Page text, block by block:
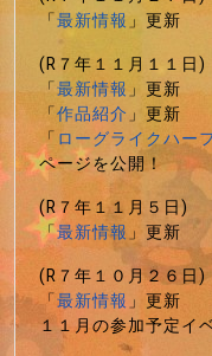
「最新情報」更新
(R７年１１月１１日)
「最新情報」更新
「作品紹介」更新
「ローグライクハー
ページを公開！
(R７年１１月５日)
「最新情報」更新
(R７年１０月２６日)
「最新情報」更新
１１月の参加予定イ